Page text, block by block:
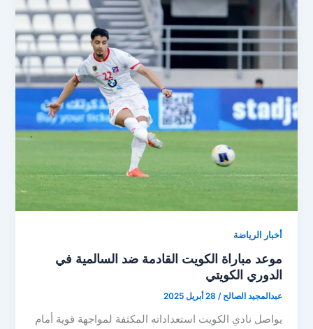
في
الدوري
الكويتي
أخبار الرياضة
موعد مباراة الكويت القادمة ضد السالمية في
الدوري الكويتي
عبدالمجيد الصالح/ 28 أبريل 2025
يواصل نادي الكويت استعداداته المكثفة لمواجهة قوية أمام